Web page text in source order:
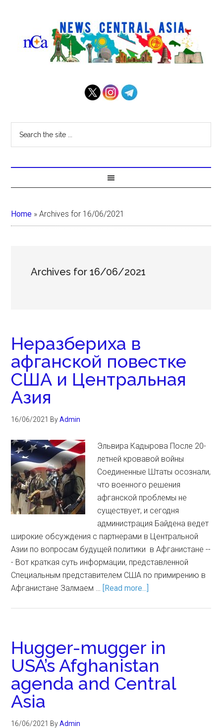
Home »Archives for 16/06/2021
Archives for 16/06/2021
Неразбериха в
афганской повестке
США и Центральная
Азия
16/06/2021 ByAdmin
Эльвира Кадырова После 20-
летней кровавой войны
Соединенные Штаты осознали,
что военного решения
афганской проблемы не
существует, и сегодня
администрация Байдена ведет
широкие обсуждения с партнерами в Центральной
Азии по вопросам будущей политики в Афганистане --
- Вот краткая суть информации, представленной
Специальным представителем США по примирению в
Афганистане Залмаем … [Read more...]
Hugger-mugger in
USA’s Afghanistan
agenda and Central
Asia
16/06/2021 ByAdmin